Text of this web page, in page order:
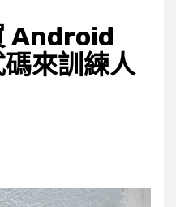
Android
來訓練人